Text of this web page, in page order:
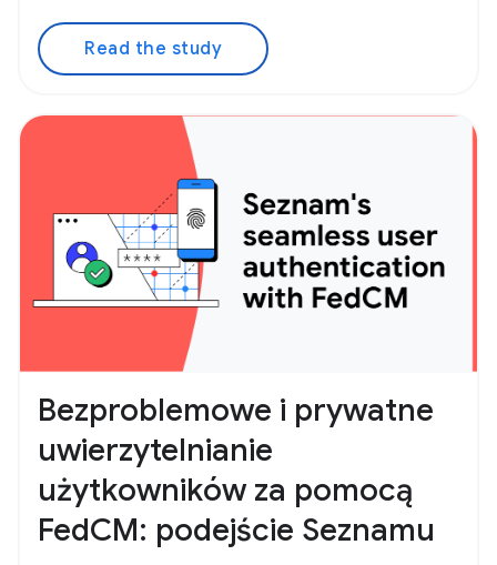
Read the study
Bezproblemowe i prywatne
uwierzytelnianie
użytkowników za pomocą
FedCM: podejście Seznamu